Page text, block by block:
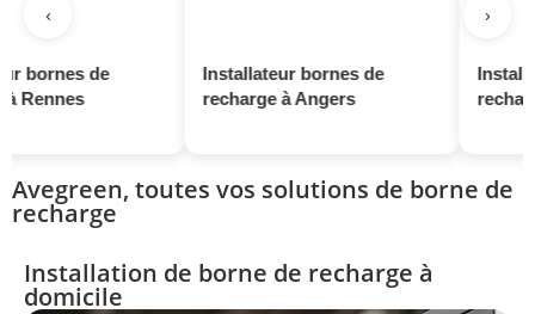
de
Installateur bornes de
recharge à Angers
Installateur
recharge à
‹ ›
Avegreen, toutes vos solutions de borne de
recharge
Installation de borne de recharge à
domicile